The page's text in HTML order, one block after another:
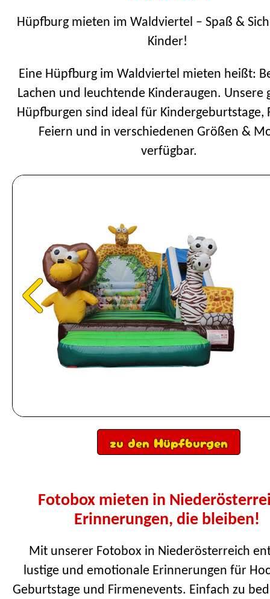
Hüpfburg mieten im Waldviertel – Spaß &
Kinder!
Eine Hüpfburg im Waldviertel mieten heißt:
Lachen und leuchtende Kinderaugen. Unsere
Hüpfburgen sind ideal für Kindergeburtstage,
Feiern und in verschiedenen Größen &
verfügbar.
zu den Hüpfburgen
Fotobox mieten in
Erinnerungen, die bleiben!
Mit unserer Fotobox in Niederösterreich
lustige und emotionale Erinnerungen für
Geburtstage und Firmenevents. Einfach zu